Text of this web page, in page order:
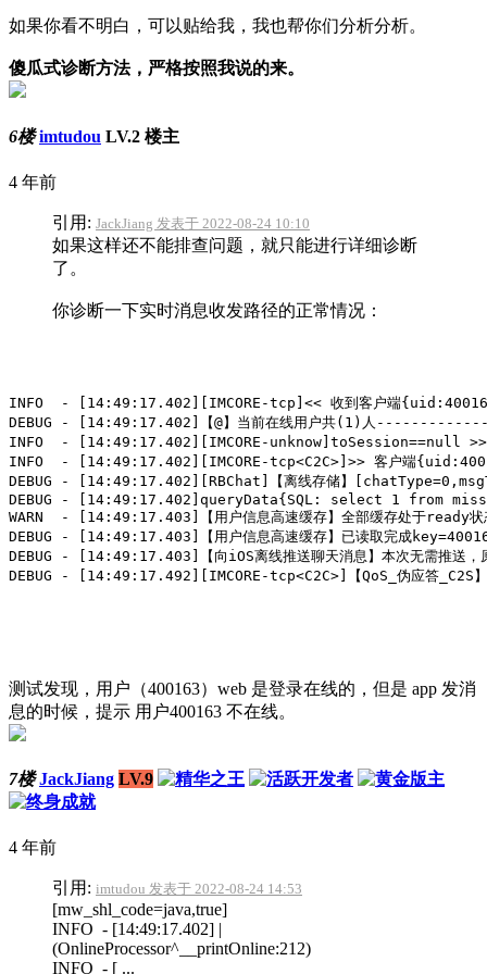
如果你看不明白，可以贴给我，我也帮你们分析分析。
傻瓜式诊断方法，严格按照我说的来。
6楼 imtudou LV.2 楼主
4 年前
引用: JackJiang 发表于 2022-08-24 10:10
如果这样还不能排查问题，就只能进行详细诊断
了。
你诊断一下实时消息收发路径的正常情况：
INFO  - [14:49:17.402][IMCORE-tcp]<< 收到客户端
DEBUG - [14:49:17.402]【@】当前在线用户共(1)人
INFO  - [14:49:17.402][IMCORE-unknow]toSession==null >>
INFO  - [14:49:17.402][IMCORE-tcp<C2C>]>> 客户端
DEBUG - [14:49:17.402][RBChat]【离线存储】
DEBUG - [14:49:17.402]queryData{SQL: select 1 from missu_offline_history where 	history_content2 is not null and
WARN  - [14:49:17.403]【用户信息高速缓存】全部缓存处于
DEBUG - [14:49:17.403]【用户信息高速缓存】已读取完成
DEBUG - [14:49:17.403]【向iOS离线推送聊天消息】本次无需
测试发现，用户（400163）web 是登录在线的，但是 app 发消
息的时候，提示 用户400163 不在线。
7楼 JackJiang LV.9
4 年前
引用: imtudou 发表于 2022-08-24 14:53
[mw_shl_code=java,true]
INFO - [14:49:17.402] |
(OnlineProcessor^__printOnline:212)
INFO - [ ...